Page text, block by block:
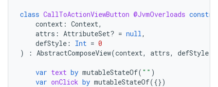
class CallToActionViewButton @JvmOverloads
context : Context,
attrs : AttributeSet? = null,
defStyle : Int = 0
)
: AbstractComposeView(context, attrs, defStyle
var text by mutableStateOf( "" )
var onClick by mutableStateOf({})